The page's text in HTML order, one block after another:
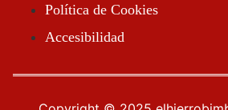
Política de Cookies
Accesibilidad